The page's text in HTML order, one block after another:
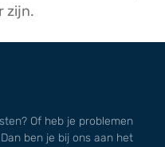
zijn.
Of heb je problemen
ben je bij ons aan het